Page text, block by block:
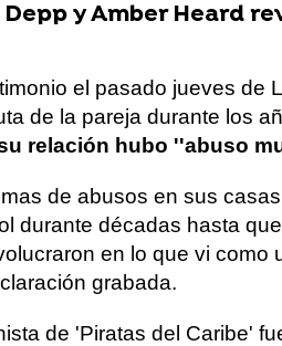
y Amber Heard
el pasado jueves de
de la pareja durante los
relación hubo ''abuso
de abusos en sus
durante décadas hasta
en lo que vi como
grabada.
de 'Piratas del Caribe'